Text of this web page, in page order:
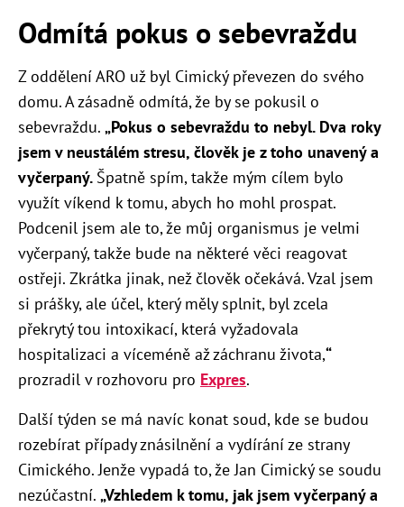
Odmítá pokus o sebevraždu
Z oddělení ARO už byl Cimický převezen do svého
domu. A zásadně odmítá, že by se pokusil o
sebevraždu. „Pokus o sebevraždu to nebyl. Dva roky
jsem v neustálém stresu, člověk je z toho unavený a
vyčerpaný. Špatně spím, takže mým cílem bylo
využít víkend k tomu, abych ho mohl prospat.
Podcenil jsem ale to, že můj organismus je velmi
vyčerpaný, takže bude na některé věci reagovat
ostřeji. Zkrátka jinak, než člověk očekává. Vzal jsem
si prášky, ale účel, který měly splnit, byl zcela
překrytý tou intoxikací, která vyžadovala
hospitalizaci a víceméně až záchranu života,“
prozradil v rozhovoru pro Expres.
Další týden se má navíc konat soud, kde se budou
rozebírat případy znásilnění a vydírání ze strany
Cimického. Jenže vypadá to, že Jan Cimický se soudu
nezúčastní. „Vzhledem k tomu, jak jsem vyčerpaný a